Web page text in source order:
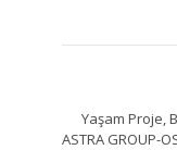
Yaşam Proje,
ASTRA GROUP-